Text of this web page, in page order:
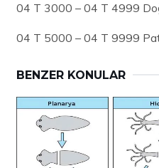
04 T 3000 – 04 T 4999
04 T 5000 – 04 T 9999
BENZER KONULAR